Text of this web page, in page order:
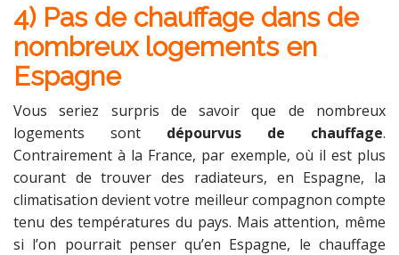
4) Pas de chauffage dans de
nombreux logements en
Espagne
Vous seriez surpris de savoir que de nombreux
logements sont dépourvus de chauffage.
Contrairement à la France, par exemple, où il est plus
courant de trouver des radiateurs, en Espagne, la
climatisation devient votre meilleur compagnon compte
tenu des températures du pays. Mais attention, même
si l’on pourrait penser qu’en Espagne, le chauffage